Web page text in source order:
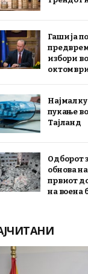
Гаши ја
избори
пукање
Тајланд
Одборот
обнова
првиот
на воена